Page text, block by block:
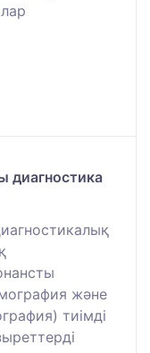
диагностика
және
тиімді